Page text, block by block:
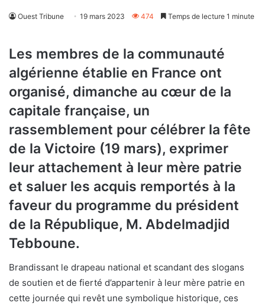
Ouest Tribune 19 mars 2023 474 Temps de lecture 1 minute
Les membres de la communauté
algérienne établie en France ont
organisé, dimanche au cœur de la
capitale française, un
rassemblement pour célébrer la fête
de la Victoire (19 mars), exprimer
leur attachement à leur mère patrie
et saluer les acquis remportés à la
faveur du programme du président
de la République, M. Abdelmadjid
Tebboune.
Brandissant le drapeau national et scandant des slogans
de soutien et de fierté d’appartenir à leur mère patrie en
cette journée qui revêt une symbolique historique, ces